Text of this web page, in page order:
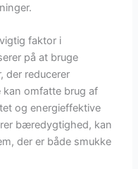
faktor i
på at bruge
der reducerer
kan omfatte brug af
og energieffektive
bæredygtighed, kan
der er både smukke